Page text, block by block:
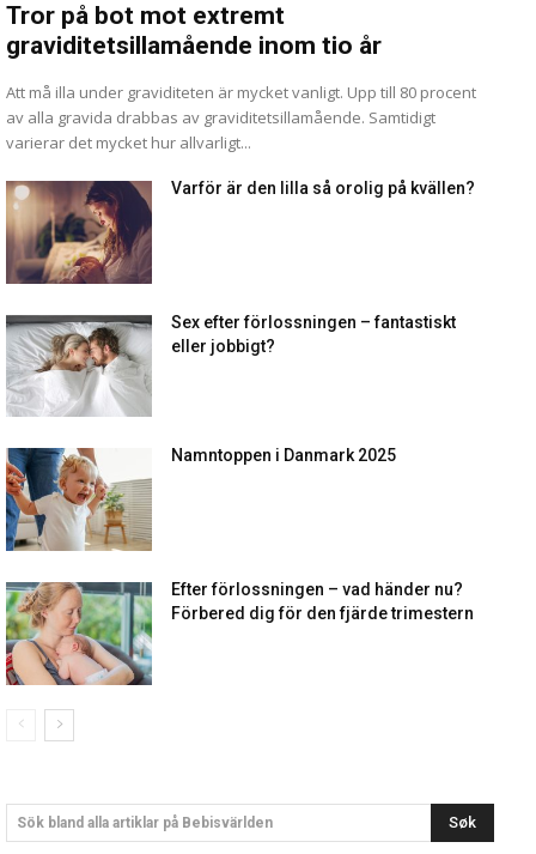
Tror på bot mot extremt
graviditetsillamående inom tio år
Att må illa under graviditeten är mycket vanligt. Upp till 80 procent
av alla gravida drabbas av graviditetsillamående. Samtidigt
varierar det mycket hur allvarligt...
Varför är den lilla så orolig på kvällen?
Sex efter förlossningen – fantastiskt
eller jobbigt?
Namntoppen i Danmark 2025
Efter förlossningen – vad händer nu?
Förbered dig för den fjärde trimestern
Sök bland alla artiklar på Bebisvärlden Søk